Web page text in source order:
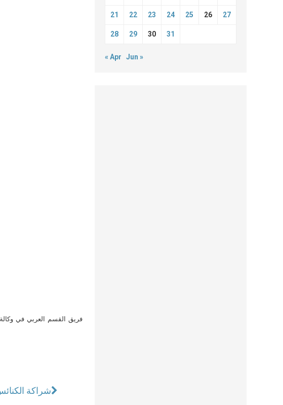
فريق القسم العربي في
شراكة
21 22 23 24 25 26 27
28 29 30 31
« Apr Jun »